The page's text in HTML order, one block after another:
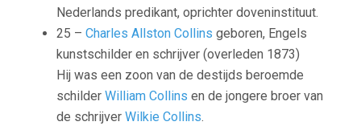
Nederlands predikant, oprichter doveninstituut.
25 – Charles Allston Collins geboren, Engels
kunstschilder en schrijver (overleden 1873)
Hij was een zoon van de destijds beroemde
schilder William Collins en de jongere broer van
de schrijver Wilkie Collins.